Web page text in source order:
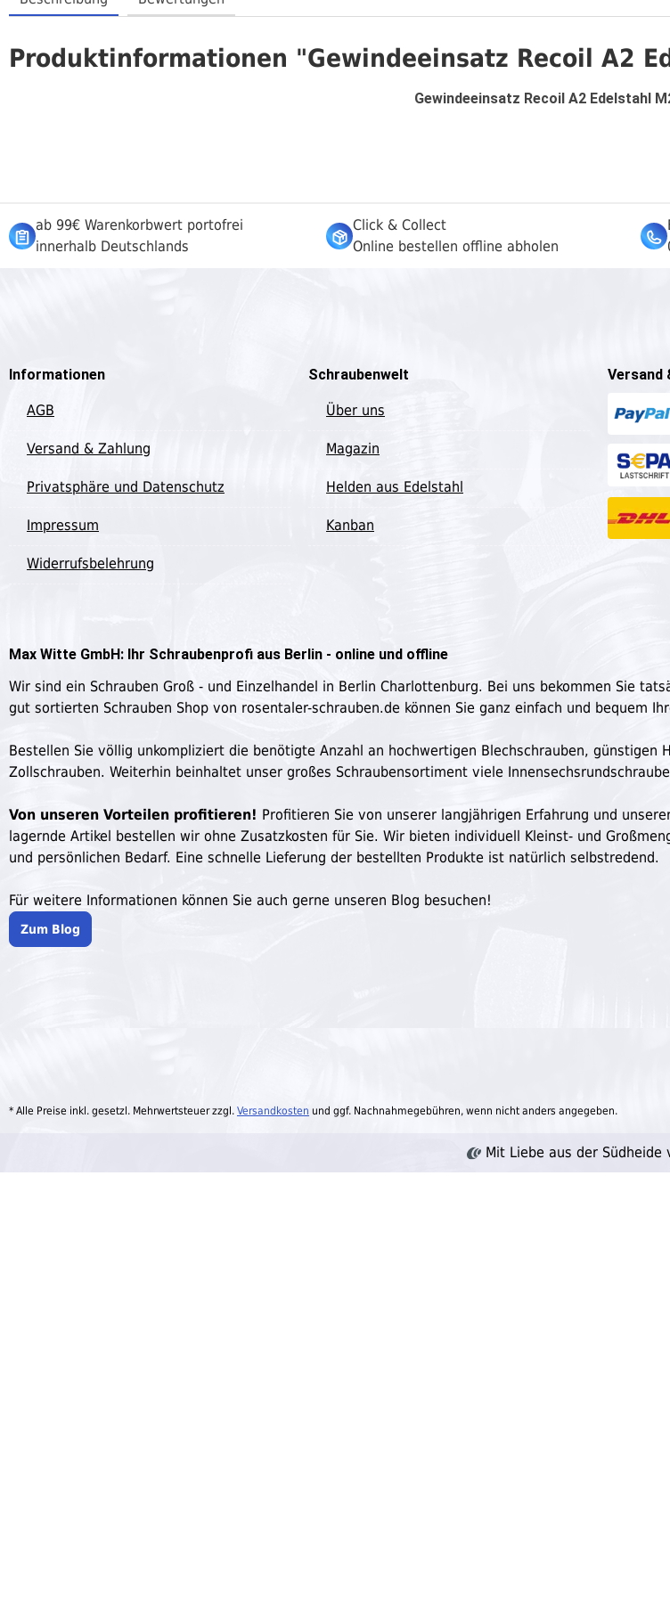
Produktinformationen "Gewindeeinsatz Recoil A2
Gewindeeinsatz Recoil A2 Edelstahl
ab 99€ Warenkorbwert portofrei
innerhalb Deutschlands
Click & Collect
Online bestellen offline abholen
Informationen
AGB
Versand & Zahlung
Privatsphäre und Datenschutz
Impressum
Widerrufsbelehrung
Schraubenwelt
Über uns
Magazin
Helden aus Edelstahl
Kanban
Versand
Max Witte GmbH: Ihr Schraubenprofi aus Berlin - online und offline
Wir sind ein Schrauben Groß - und Einzelhandel in Berlin Charlottenburg. Bei uns bekommen Sie
gut sortierten Schrauben Shop von rosentaler-schrauben.de können Sie ganz einfach und bequem
Bestellen Sie völlig unkompliziert die benötigte Anzahl an hochwertigen Blechschrauben, günstigen
Zollschrauben. Weiterhin beinhaltet unser großes Schraubensortiment viele
Von unseren Vorteilen profitieren! Profitieren Sie von unserer langjährigen Erfahrung und
lagernde Artikel bestellen wir ohne Zusatzkosten für Sie. Wir bieten individuell Kleinst- und
und persönlichen Bedarf. Eine schnelle Lieferung der bestellten Produkte ist natürlich selbstredend.
Für weitere Informationen können Sie auch gerne unseren Blog besuchen!
Zum Blog
* Alle Preise inkl. gesetzl. Mehrwertsteuer zzgl. Versandkosten und ggf. Nachnahmegebühren, wenn nicht anders angegeben.
Mit Liebe aus der Südheide